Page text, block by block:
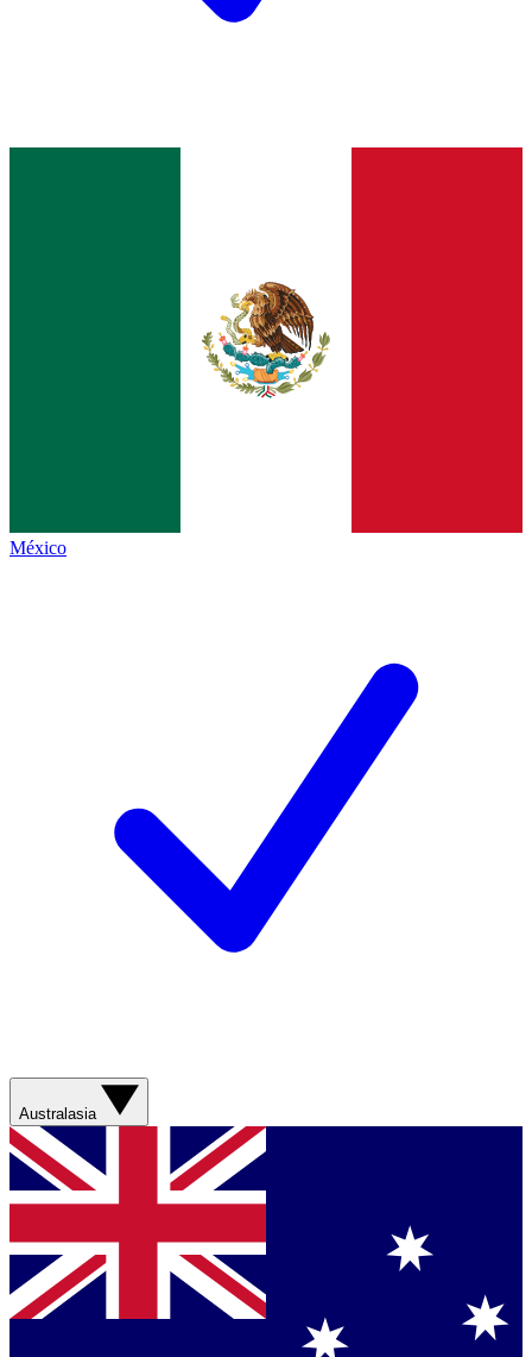
México
Australasia